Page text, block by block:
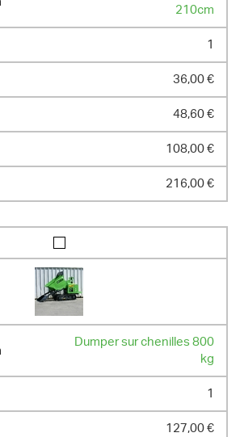
210cm
1
36,00 €
48,60 €
108,00 €
216,00 €
Dumper sur chenilles 800
kg
1
127,00 €